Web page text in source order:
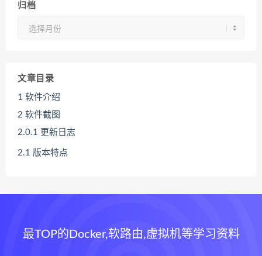
归档
文章目录
1 软件介绍
2 软件截图
2.0.1
更新日志
2.1 版本特点
最TOP的Docker,软路由,虚拟机等学习资料